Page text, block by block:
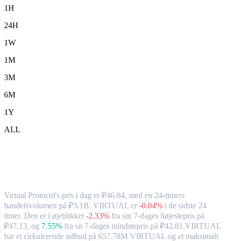
1H
24H
1W
1M
3M
6M
1Y
ALL
Virtual Protocol's pris i dag er ₽46.04, med en 24-timers
handelsvolumen på ₽3.1B. VIRTUAL er -0.04% i de sidste 24
timer. Den er i øjeblikket -2.33% fra sin 7-dages højestepris på
₽47.13, og 7.55% fra sit 7-dages mindstepris på ₽42.81.VIRTUAL
har et cirkulerende udbud på 657.78M VIRTUAL og et maksimalt